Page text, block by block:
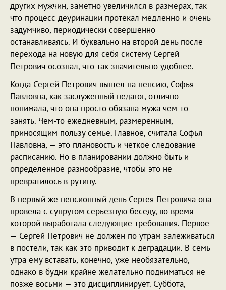
других мужчин, заметно увеличился в размерах, так
что процесс деуринации протекал медленно и очень
задумчиво, периодически совершенно
останавливаясь. И буквально на второй день после
перехода на новую для себя систему Сергей
Петрович осознал, что так значительно удобнее.
Когда Сергей Петрович вышел на пенсию, Софья
Павловна, как заслуженный педагог, отлично
понимала, что она просто обязана мужа чем-то
занять. Чем-то ежедневным, размеренным,
приносящим пользу семье. Главное, считала Софья
Павловна, — это плановость и четкое следование
расписанию. Но в планировании должно быть и
определенное разнообразие, чтобы это не
превратилось в рутину.
В первый же пенсионный день Сергея Петровича она
провела с супругом серьезную беседу, во время
которой выработала следующие требования. Первое
— Сергей Петрович не должен по утрам залеживаться
в постели, так как это приводит к деградации. В семь
утра ему вставать, конечно, уже необязательно,
однако в будни крайне желательно подниматься не
позже восьми — это дисциплинирует. Суббота,